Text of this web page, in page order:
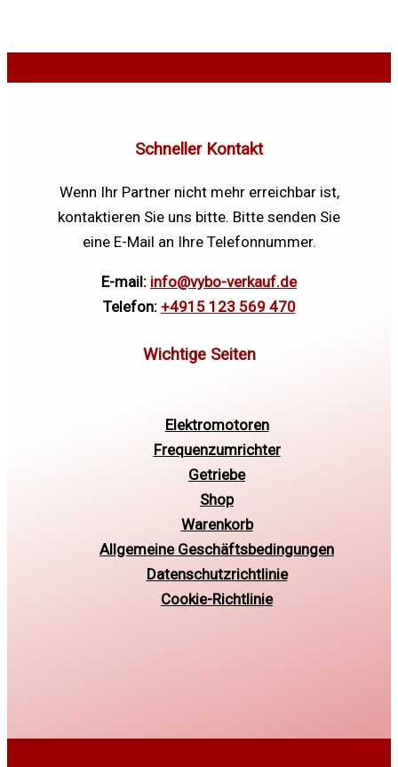
Schneller Kontakt
Wenn Ihr Partner nicht mehr erreichbar ist,
kontaktieren Sie uns bitte. Bitte senden Sie
eine E-Mail an Ihre Telefonnummer.
E-mail: info@vybo-verkauf.de
Telefon: +4915 123 569 470
Elektromotoren
Frequenzumrichter
Getriebe
Shop
Warenkorb
Allgemeine Geschäftsbedingungen
Datenschutzrichtlinie
Cookie-Richtlinie